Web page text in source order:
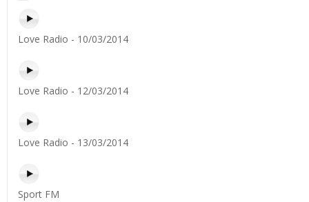
Love Radio - 10/03/2014
Love Radio - 12/03/2014
Love Radio - 13/03/2014
Sport FM